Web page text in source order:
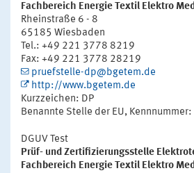
Fachbereich Energie Textil Elektro
Rheinstraße 6 - 8
65185 Wiesbaden
Tel.: +49 221 3778 8219
Fax: +49 221 3778 28219
pruefstelle-dp@bgetem.de
http://www.bgetem.de
Kurzzeichen: DP
Benannte Stelle der EU,
DGUV Test
Prüf- und Zertifizierungsstelle
Fachbereich Energie Textil Elektro